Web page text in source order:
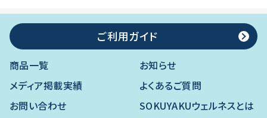
ご利用ガイド
商品一覧
お知らせ
メディア掲載実績
よくあるご質問
お問い合わせ
SOKUYAKUウェルネスとは